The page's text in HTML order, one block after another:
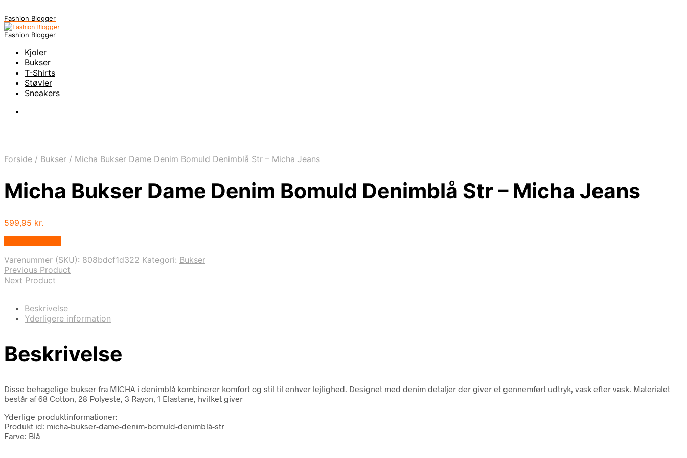
Fashion Blogger
Fashion Blogger
Kjoler
Bukser
T-Shirts
Støvler
Sneakers
Forside / Bukser / Micha Bukser Dame Denim Bomuld Denimblå Str – Micha Jeans
Micha Bukser Dame Denim Bomuld Denimblå Str – Micha Jeans
599,95 kr.
Varenummer (SKU): 808bdcf1d322 Kategori: Bukser
Previous Product
Next Product
Beskrivelse
Yderligere information
Beskrivelse
Disse behagelige bukser fra MICHA i denimblå kombinerer komfort og stil til enhver lejlighed. Designet med denim detaljer der giver et gennemført udtryk, vask efter vask. Materialet
består af 68 Cotton, 28 Polyeste, 3 Rayon, 1 Elastane, hvilket giver
Yderlige produktinformationer:
Produkt id: micha-bukser-dame-denim-bomuld-denimblå-str
Farve: Blå